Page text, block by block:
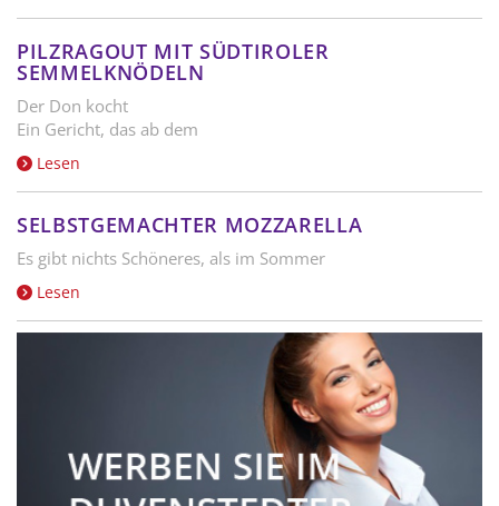
PILZRAGOUT MIT SÜDTIROLER
SEMMELKNÖDELN
Der Don kocht
Ein Gericht, das ab dem
Lesen
SELBSTGEMACHTER MOZZARELLA
Es gibt nichts Schöneres, als im Sommer
Lesen